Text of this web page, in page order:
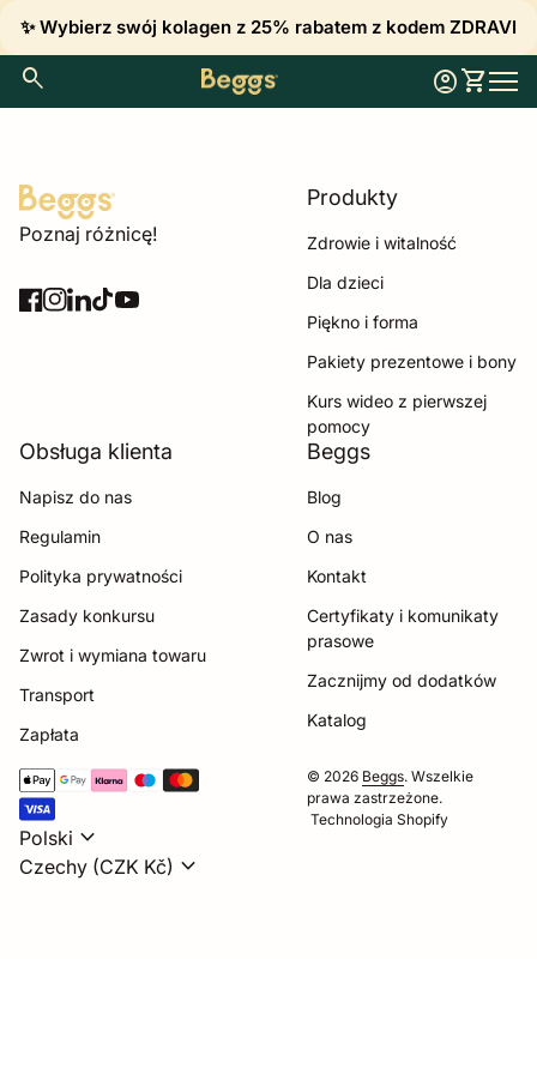
✨ Wybierz swój kolagen z 25% rabatem z kodem ZDRAVI
search Strona główna Konto
account_circle Zobacz
shopping_cart
Strona główna
Poznaj różnicę!
Facebook
(link otwiera się w nowej zakładce/oknie)
Instagram
(link otwiera się w nowej zakładce/oknie)
LinkedIn
(link otwiera się w nowej zakładce/oknie)
TikTok
(link otwiera się w nowej zakładce/oknie)
YouTube
(link otwiera się w nowej zakładce/oknie)
Produkty
Zdrowie i witalność
Dla dzieci
Piękno i forma
Pakiety prezentowe i bony
Kurs wideo z pierwszej
pomocy
Obsługa klienta
Napisz do nas
Regulamin
Polityka prywatności
Zasady konkursu
Zwrot i wymiana towaru
Transport
Zapłata
Beggs
Blog
O nas
Kontakt
Certyfikaty i komunikaty
prasowe
Zacznijmy od dodatków
Katalog
Metody płatności
Polski expand_more
Czechy (CZK Kč) expand_more
© 2026 Beggs. Wszelkie
prawa zastrzeżone.
Technologia Shopify